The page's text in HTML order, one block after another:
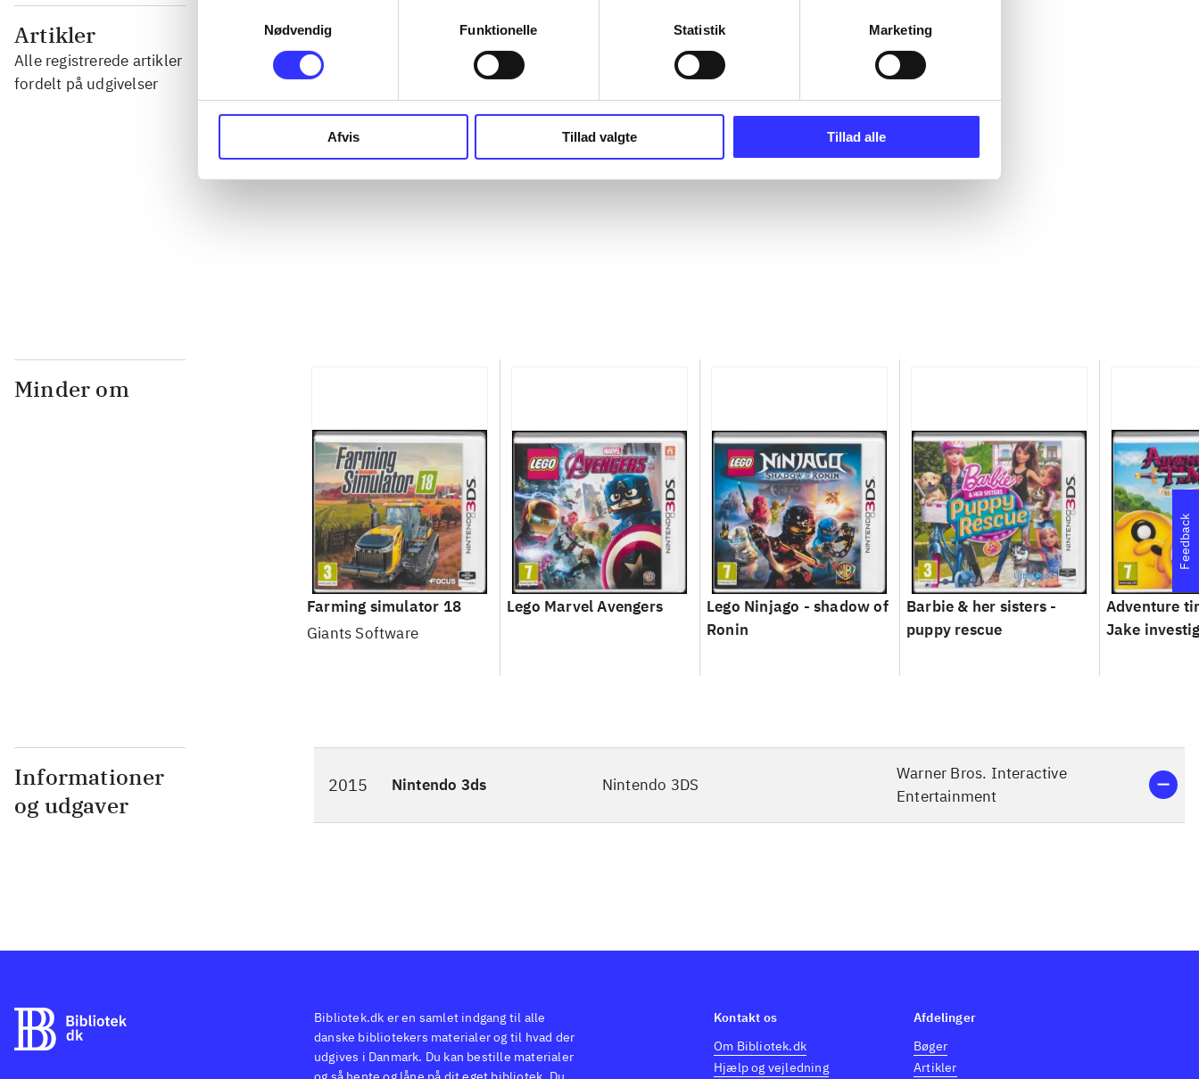
Nødvendig
Funktionelle Statistik Marketing
Afvis Tillad valgte Tillad alle
Artikler
Alle registrerede artikler
fordelt på udgivelser
...
...
Minder om
Farming simulator 18
Giants Software
Lego Marvel Avengers
Lego Ninjago - shadow of
Ronin
Barbie & her sisters -
puppy rescue
Adventure
Jake
Informationer
og udgaver
2015 Nintendo 3ds Nintendo 3DS
Warner Bros. Interactive
Entertainment
Feedback
Bibliotek.dk er en samlet indgang til alle
danske bibliotekers materialer og til hvad der
udgives i Danmark. Du kan bestille materialer
Kontakt os
Om Bibliotek.dk
Hjælp og vejledning
Afdelinger
Bøger
Artikler